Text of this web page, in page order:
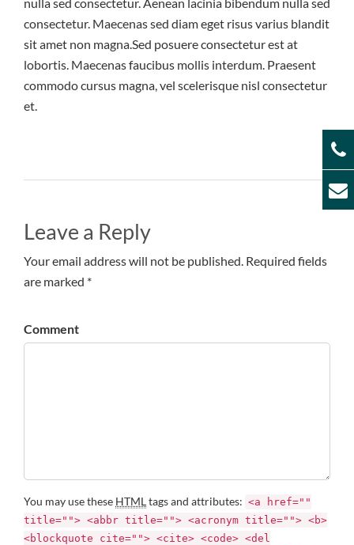
consectetur. Maecenas sed diam eget risus varius blandit
sit amet non magna.Sed posuere consectetur est at
lobortis. Maecenas faucibus mollis interdum. Praesent
commodo cursus magna, vel scelerisque nisl consectetur
et.
Leave a Reply
Your email address will not be published. Required fields
are marked *
Comment
You may use these HTMLtags and attributes: <a href=""
title=""> <abbr title=""> <acronym title=""> <b>
<blockquote cite=""> <cite> <code> <del